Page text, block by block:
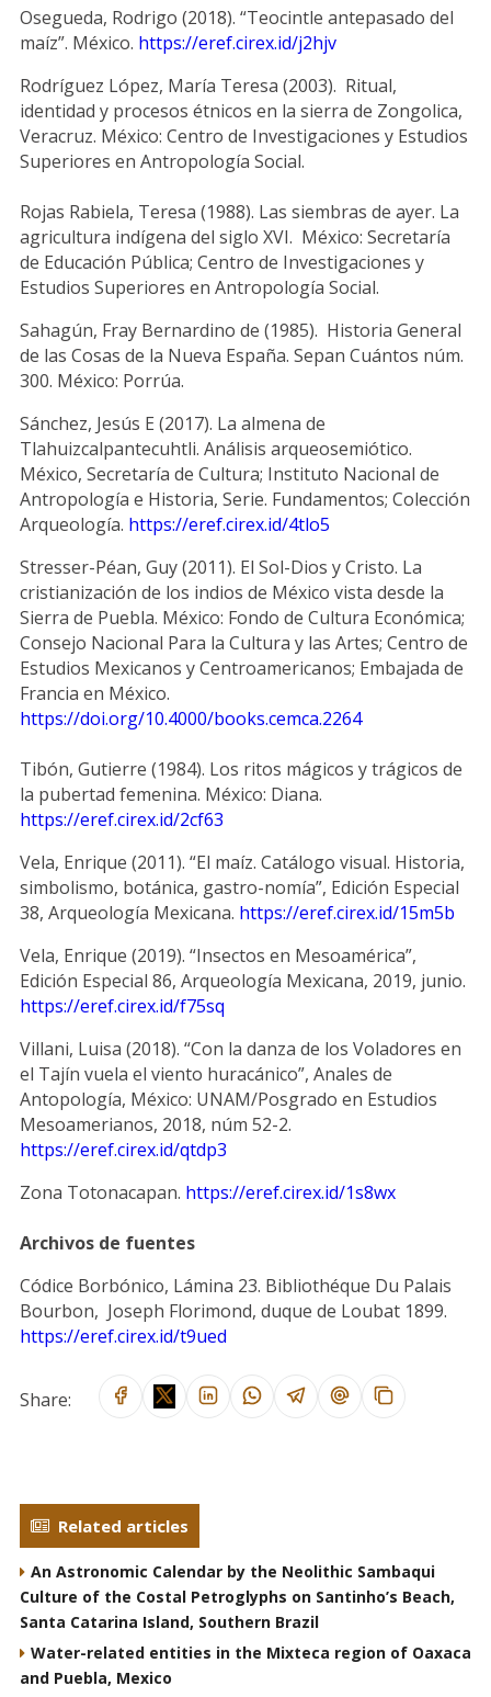
Osegueda, Rodrigo (2018). “Teocintle antepasado del
maíz”. México. https://eref.cirex.id/j2hjv
Rodríguez López, María Teresa (2003). Ritual,
identidad y procesos étnicos en la sierra de Zongolica,
Veracruz. México: Centro de Investigaciones y Estudios
Superiores en Antropología Social.
Rojas Rabiela, Teresa (1988). Las siembras de ayer. La
agricultura indígena del siglo XVI. México: Secretaría
de Educación Pública; Centro de Investigaciones y
Estudios Superiores en Antropología Social.
Sahagún, Fray Bernardino de (1985). Historia General
de las Cosas de la Nueva España. Sepan Cuántos núm.
300. México: Porrúa.
Sánchez, Jesús E (2017). La almena de
Tlahuizcalpantecuhtli. Análisis arqueosemiótico.
México, Secretaría de Cultura; Instituto Nacional de
Antropología e Historia, Serie. Fundamentos; Colección
Arqueología. https://eref.cirex.id/4tlo5
Stresser-Péan, Guy (2011). El Sol-Dios y Cristo. La
cristianización de los indios de México vista desde la
Sierra de Puebla. México: Fondo de Cultura Económica;
Consejo Nacional Para la Cultura y las Artes; Centro de
Estudios Mexicanos y Centroamericanos; Embajada de
Francia en México.
https://doi.org/10.4000/books.cemca.2264
Tibón, Gutierre (1984). Los ritos mágicos y trágicos de
la pubertad femenina. México: Diana.
https://eref.cirex.id/2cf63
Vela, Enrique (2011). “El maíz. Catálogo visual. Historia,
simbolismo, botánica, gastro-nomía”, Edición Especial
38, Arqueología Mexicana. https://eref.cirex.id/15m5b
Vela, Enrique (2019). “Insectos en Mesoamérica”,
Edición Especial 86, Arqueología Mexicana, 2019, junio.
https://eref.cirex.id/f75sq
Villani, Luisa (2018). “Con la danza de los Voladores en
el Tajín vuela el viento huracánico”, Anales de
Antopología, México: UNAM/Posgrado en Estudios
Mesoamerianos, 2018, núm 52-2.
https://eref.cirex.id/qtdp3
Zona Totonacapan. https://eref.cirex.id/1s8wx
Archivos de fuentes
Códice Borbónico, Lámina 23. Bibliothéque Du Palais
Bourbon, Joseph Florimond, duque de Loubat 1899.
https://eref.cirex.id/t9ued
Share:
Related articles
An Astronomic Calendar by the Neolithic Sambaqui
Culture of the Costal Petroglyphs on Santinho’s Beach,
Santa Catarina Island, Southern Brazil
Water-related entities in the Mixteca region of Oaxaca
and Puebla, Mexico